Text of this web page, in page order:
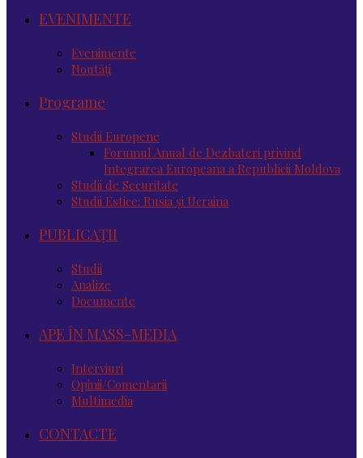
EVENIMENTE
Evenimente
Noutăţi
Programe
Studii Europene
Forumul Anual de Dezbateri privind
Integrarea Europeana a Republicii Moldova
Studii de Securitate
Studii Estice: Rusia și Ucraina
PUBLICAȚII
Studii
Analize
Documente
APE ÎN MASS-MEDIA
Interviuri
Opinii/Comentarii
Multimedia
CONTACTE